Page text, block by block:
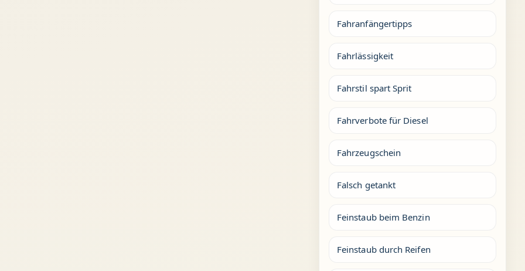
Fahranfängertipps
Fahrlässigkeit
Fahrstil spart Sprit
Fahrverbote für Diesel
Fahrzeugschein
Falsch getankt
Feinstaub beim Benzin
Feinstaub durch Reifen